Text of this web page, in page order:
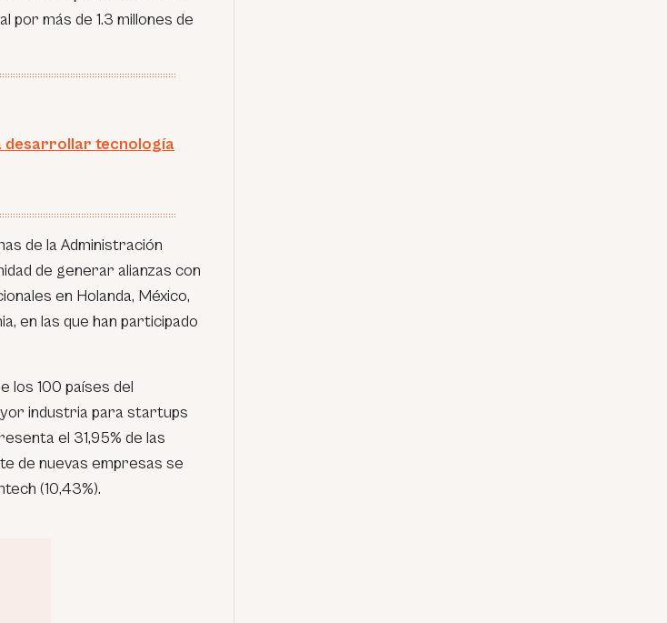
por más de 1.3 millones de
desarrollar tecnología
de la Administración
de generar alianzas con
en Holanda, México,
en las que han participado
los 100 países del
industria para startups
el 31,95% de las
de nuevas empresas se
(10,43%).